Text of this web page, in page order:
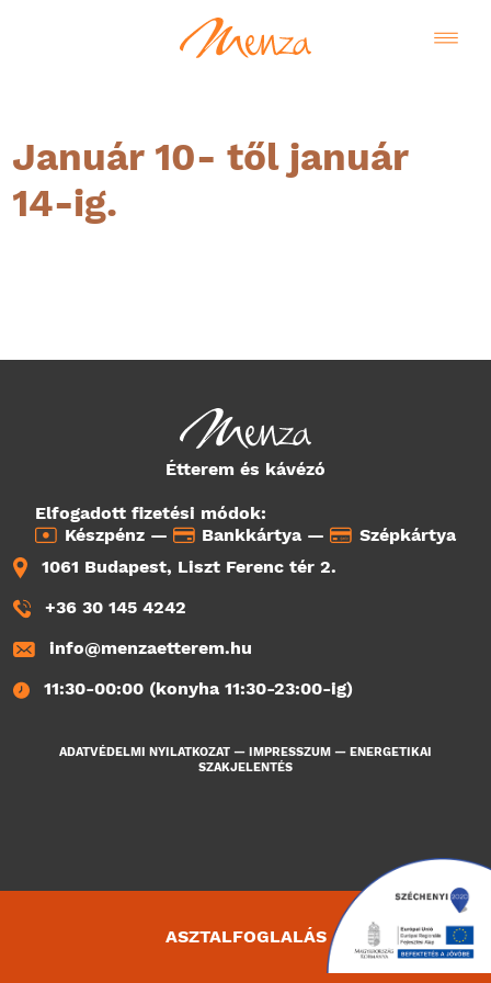
Január 10- től január
14-ig.
Étterem és kávézó
Elfogadott fizetési módok:
Készpénz —
Bankkártya —
Szépkártya
1061 Budapest, Liszt Ferenc tér 2.
+36 30 145 4242
info@menzaetterem.hu
11:30-00:00 (konyha 11:30-23:00-ig)
ADATVÉDELMI NYILATKOZAT — IMPRESSZUM — ENERGETIKAI
SZAKJELENTÉS
ASZTALFOGLALÁS